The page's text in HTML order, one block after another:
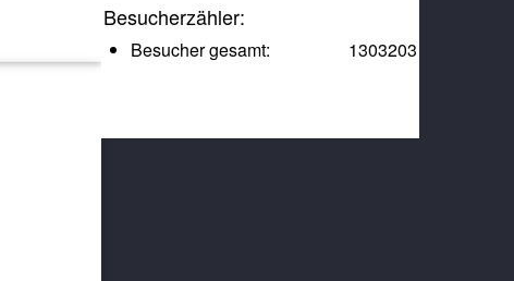
Besucherzähler:
1303203
Besucher gesamt: